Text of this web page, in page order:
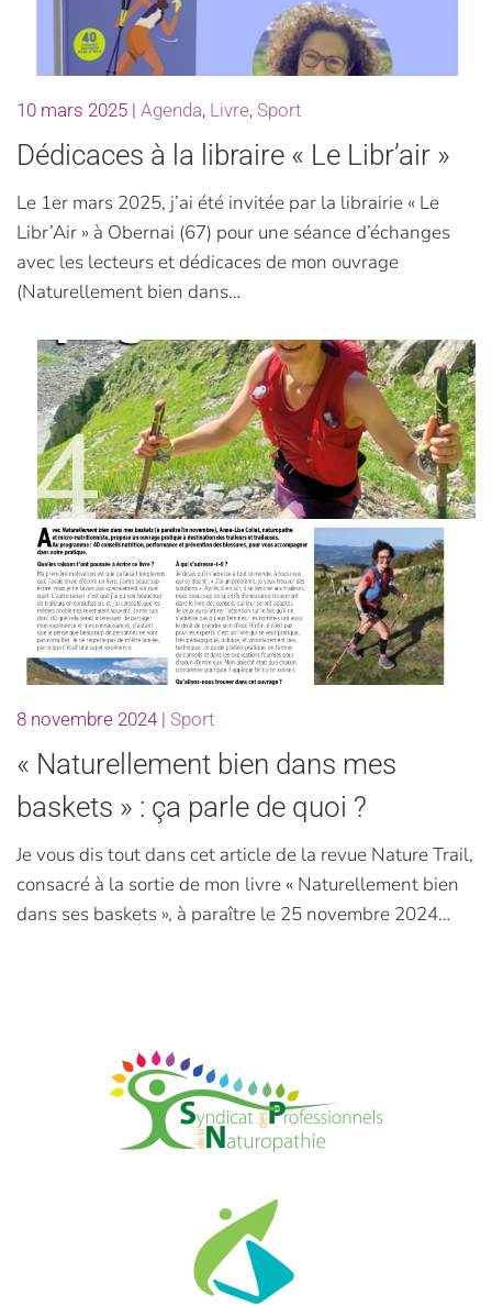
10 mars 2025 | Agenda, Livre, Sport
Dédicaces à la libraire « Le Libr’air »
Le 1er mars 2025, j’ai été invitée par la librairie « Le
Libr’Air » à Obernai (67) pour une séance d’échanges
avec les lecteurs et dédicaces de mon ouvrage
(Naturellement bien dans…
8 novembre 2024| Sport
« Naturellement bien dans mes
baskets » : ça parle de quoi ?
Je vous dis tout dans cet article de la revue Nature Trail,
consacré à la sortie de mon livre « Naturellement bien
dans ses baskets », à paraître le 25 novembre 2024…